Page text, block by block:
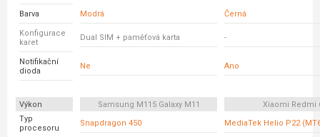
Barva Modrá Černá
Konfigurace
karet
Dual SIM + paměťová karta -
Notifikační
dioda
Ne Ano
Výkon Samsung M115 Galaxy M11
Xiaomi Redmi
Typ
procesoru
Snapdragon 450 MediaTek Helio P22